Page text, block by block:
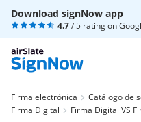
Download signNow app
4.7/ 5 rating on
Firma electrónica
Catálogo de
Firma Digital
Firma Digital VS